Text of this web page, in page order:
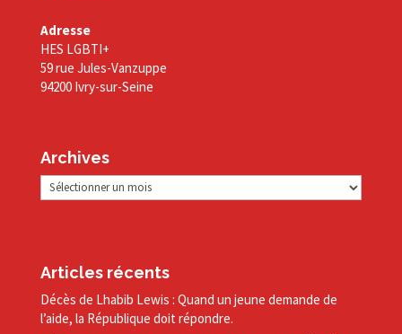
Adresse
HES LGBTI+
59 rue Jules-Vanzuppe
94200 Ivry-sur-Seine
Archives
Archives
Articles récents
Décès de Lhabib Lewis : Quand un jeune demande de
l’aide, la République doit répondre.